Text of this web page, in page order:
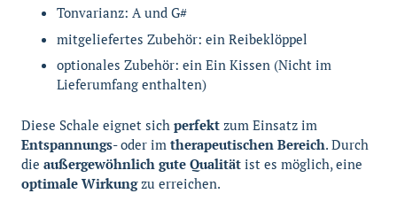
Tonvarianz: A und G#
mitgeliefertes Zubehör: ein Reibeklöppel
optionales Zubehör: ein Ein Kissen (Nicht im
Lieferumfang enthalten)
Diese Schale eignet sich perfekt zum Einsatz im
Entspannungs- oder im therapeutischen Bereich. Durch
die außergewöhnlich gute Qualität ist es möglich, eine
optimale Wirkungzu erreichen.